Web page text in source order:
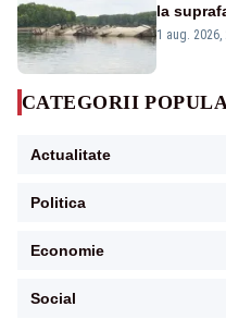
la
război
1 aug. 2026,
CATEGORII
Actualitate
Politica
Economie
Social